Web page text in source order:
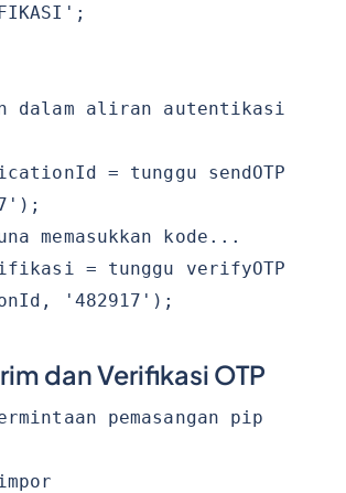
dalam aliran autentikasi
= tunggu sendOTP
memasukkan kode...
= tunggu verifyOTP
'482917');
dan Verifikasi OTP
pemasangan pip